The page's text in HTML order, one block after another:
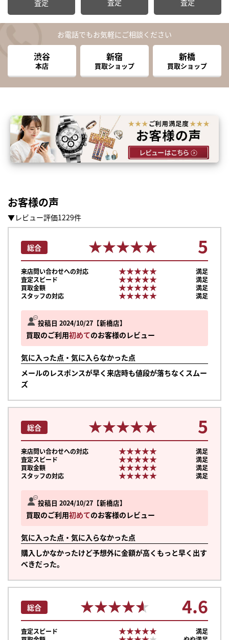
査定
お電話でもお気軽にご相談ください
渋谷
本店
新宿
買取ショップ
新橋
買取ショップ
お客様の声
▼レビュー評価1229件
投稿日 2024/10/27 新橋店
買取のご利用初めてのお客様のレビュー
気に入った点・気に入らなかった点
メールのレスポンスが早く来店時も値段が落ちなくスムー
ズ
総合 ★★★★★
★★★★★ 5
来店問い合わせへの対応 ★★★★★
★★★★★
満足
査定スピード
★★★★★
★★★★★
満足
買取金額
★★★★★
★★★★★
満足
スタッフの対応
★★★★★
★★★★★ 満足
投稿日 2024/10/27 新橋店
買取のご利用初めてのお客様のレビュー
気に入った点・気に入らなかった点
購入しかなかったけど予想外に金額が高くもっと早く出す
べきだった。
総合 ★★★★★
★★★★★ 5
来店問い合わせへの対応 ★★★★★
★★★★★
満足
査定スピード
★★★★★
★★★★★
満足
買取金額
★★★★★
★★★★★
満足
スタッフの対応
★★★★★
★★★★★ 満足
総合 ★★★★★
★★★★★ 4.6
査定スピード ★★★★★
★★★★★
満足